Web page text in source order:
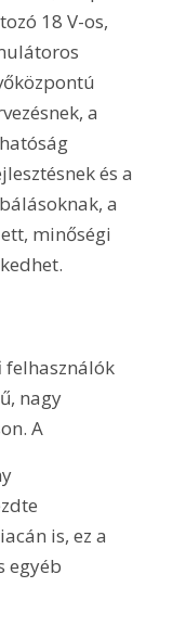
18 V-os,
a
és a
a
minőségi
felhasználók
nagy
A
is, ez a
egyéb